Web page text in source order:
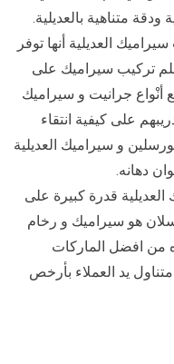
متناهية بالعديلية.
العديلية أنها توفر
تركيب سيراميك على
جرانيت و سيراميك
على كيفية انتقاء
و سيراميك العديلية
دهانه.
قدرة كبيرة على
هو سيراميك و رخام
من افضل الماركات
يد العملاء بأرخص